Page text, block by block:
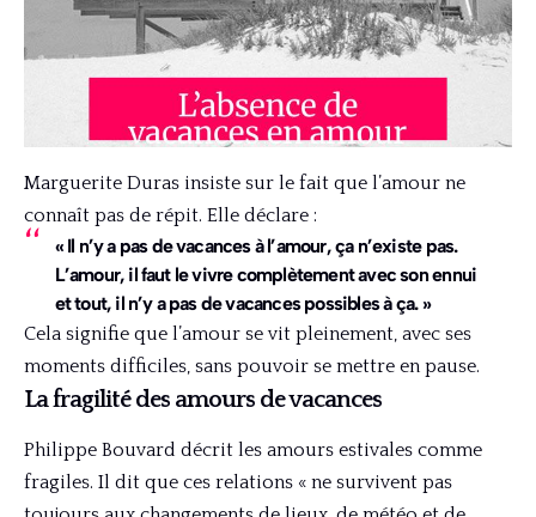
Marguerite Duras insiste sur le fait que l’amour ne
connaît pas de répit. Elle déclare :
« Il n’y a pas de vacances à l’amour, ça n’existe pas.
L’amour, il faut le vivre complètement avec son ennui
et tout, il n’y a pas de vacances possibles à ça. »
Cela signifie que l’amour se vit pleinement, avec ses
moments difficiles, sans pouvoir se mettre en pause.
La fragilité des amours de vacances
Philippe Bouvard décrit les amours estivales comme
fragiles. Il dit que ces relations « ne survivent pas